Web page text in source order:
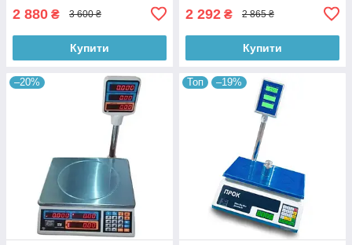
2 880 ₴ 3 600 ₴
Купити
2 292 ₴ 2 865 ₴
Купити
–20% Топ –19%